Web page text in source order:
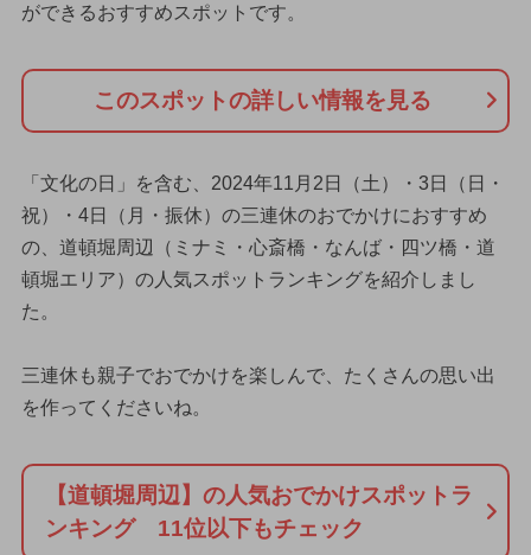
ができるおすすめスポットです。
このスポットの詳しい情報を見る
「文化の日」を含む、2024年11月2日（土）・3日（日・
祝）・4日（月・振休）の三連休のおでかけにおすすめ
の、道頓堀周辺（ミナミ・心斎橋・なんば・四ツ橋・道
頓堀エリア）の人気スポットランキングを紹介しまし
た。
三連休も親子でおでかけを楽しんで、たくさんの思い出
を作ってくださいね。
【道頓堀周辺】の人気おでかけスポットラ
ンキング 11位以下もチェック